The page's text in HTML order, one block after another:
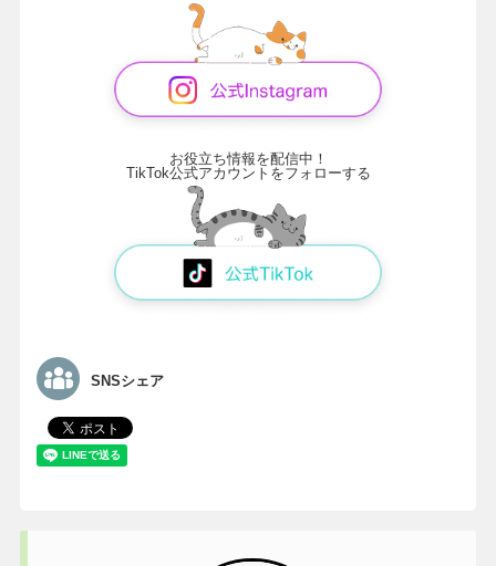
お役立ち情報を配信中！
TikTok公式アカウントをフォローする
SNSシェア